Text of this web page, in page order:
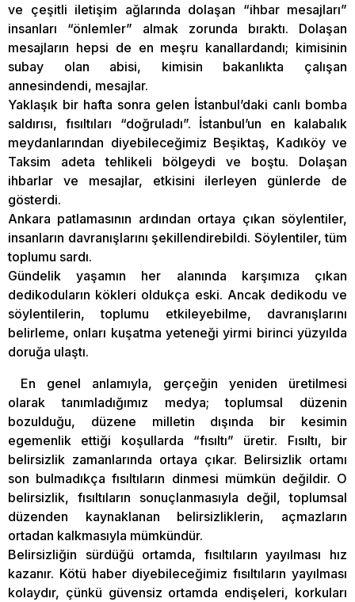
ve çeşitli iletişim ağlarında dolaşan “ihbar mesajları”
insanları “önlemler” almak zorunda bıraktı. Dolaşan
mesajların hepsi de en meşru kanallardandı; kimisinin
subay olan abisi, kimisin bakanlıkta çalışan
annesindendi, mesajlar.
Yaklaşık bir hafta sonra gelen İstanbul’daki canlı bomba
saldırısı, fısıltıları “doğruladı”. İstanbul’un en kalabalık
meydanlarından diyebileceğimiz Beşiktaş, Kadıköy ve
Taksim adeta tehlikeli bölgeydi ve boştu. Dolaşan
ihbarlar ve mesajlar, etkisini ilerleyen günlerde de
gösterdi.
Ankara patlamasının ardından ortaya çıkan söylentiler,
insanların davranışlarını şekillendirebildi. Söylentiler, tüm
toplumu sardı.
Gündelik yaşamın her alanında karşımıza çıkan
dedikoduların kökleri oldukça eski. Ancak dedikodu ve
söylentilerin, toplumu etkileyebilme, davranışlarını
belirleme, onları kuşatma yeteneği yirmi birinci yüzyılda
doruğa ulaştı.
En genel anlamıyla, gerçeğin yeniden üretilmesi
olarak tanımladığımız medya; toplumsal düzenin
bozulduğu, düzene milletin dışında bir kesimin
egemenlik ettiği koşullarda “fısıltı” üretir. Fısıltı, bir
belirsizlik zamanlarında ortaya çıkar. Belirsizlik ortamı
son bulmadıkça fısıltıların dinmesi mümkün değildir. O
belirsizlik, fısıltıların sonuçlanmasıyla değil, toplumsal
düzenden kaynaklanan belirsizliklerin, açmazların
ortadan kalkmasıyla mümkündür.
Belirsizliğin sürdüğü ortamda, fısıltıların yayılması hız
kazanır. Kötü haber diyebileceğimiz fısıltıların yayılması
kolaydır, çünkü güvensiz ortamda endişeleri, korkuları